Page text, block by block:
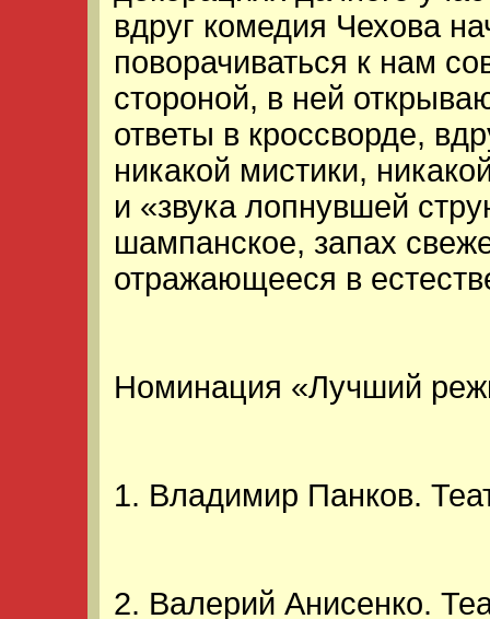
вдруг комедия Чехова
поворачиваться к нам
стороной, в ней
ответы в кроссворде,
никакой мистики,
и «звука лопнувшей
шампанское, запах
отражающееся в
Номинация «Лучший
1. Владимир Панков.
2. Валерий Анисенко.